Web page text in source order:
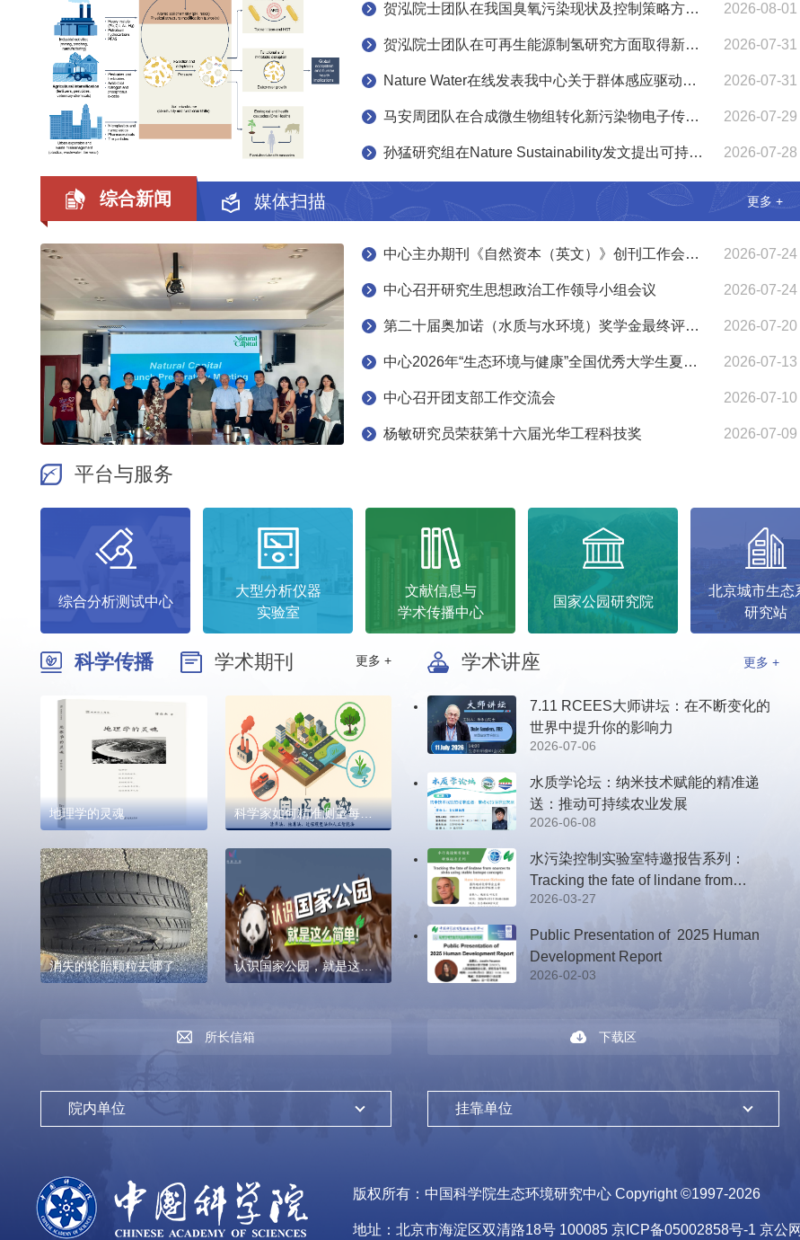
贺泓院士团队在我国臭氧污染现状及控制策略方面发表重要观点述评文章 2026-08-01
贺泓院士团队在可再生能源制氢研究方面取得新进展 2026-07-31
Nature Water在线发表我中心关于群体感应驱动短程硝化形成的重要理论进展并配发专文评述 2026-07-31
马安周团队在合成微生物组转化新污染物电子传递机制与调控方面取得新进展 2026-07-29
孙猛研究组在Nature Sustainability发文提出可持续水产养殖水体安全回用与藻类资源化协同技术与范式 2026-07-28
综合新闻 媒体扫描 更多 +
中心主办期刊《自然资本（英文）》创刊工作会顺利召开 2026-07-24
中心召开研究生思想政治工作领导小组会议 2026-07-24
第二十届奥加诺（水质与水环境）奖学金最终评审会在苏州顺利举办 2026-07-20
中心2026年“生态环境与健康”全国优秀大学生夏令营成功举办 2026-07-13
中心召开团支部工作交流会 2026-07-10
杨敏研究员荣获第十六届光华工程科技奖 2026-07-09
平台与服务
综合分析测试中心
大型分析仪器
实验室
文献信息与
学术传播中心
国家公园研究院
北京城市生态
研究站
科学传播 学术期刊 更多 +
地理学的灵魂 科学家如何精准测量每一
块国土空间的碳收支？
消失的轮胎颗粒去哪了？ 认识国家公园，就是这么
学术讲座 更多 +
7.11 RCEES大师讲坛：在不断变化的
世界中提升你的影响力
2026-07-06
水质学论坛：纳米技术赋能的精准递
送：推动可持续农业发展
2026-06-08
水污染控制实验室特邀报告系列：
Tracking the fate of lindane from
sources to sinks using stable isotope
2026-03-27
Public Presentation of 2025 Human
Development Report
2026-02-03
所长信箱 下载区
院内单位 挂靠单位
版权所有： 中国科学院生态环境研究中心 Copyright ©1997-2026
地址： 北京市海淀区双清路18号 100085 京ICP备05002858号-1 京公